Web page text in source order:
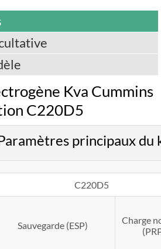
Kva Cummins
C220D5
principaux du
C220D5
Sauvegarde (ESP)
Charge